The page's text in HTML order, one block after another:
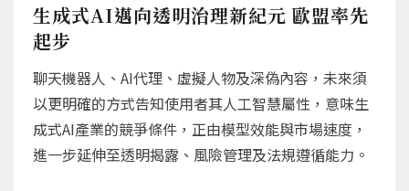
生成式AI邁向透明治理新紀元 歐盟率先
起步
聊天機器人、AI代理、虛擬人物及深偽內容，未來須
以更明確的方式告知使用者其人工智慧屬性，意味生
成式AI產業的競爭條件，正由模型效能與市場速度，
進一步延伸至透明揭露、風險管理及法規遵循能力。